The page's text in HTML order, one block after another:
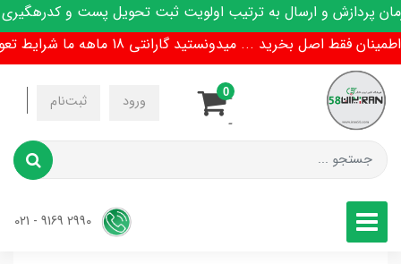
و ارسال به ترتیب اولویت ثبت تحویل پست و کدرهگیری
فقط اصل بخرید ... میدونستید گارانتی 18 ماهه ما شرایط تعویض هم داره !
ورود ثبت‌نام
-
-
0